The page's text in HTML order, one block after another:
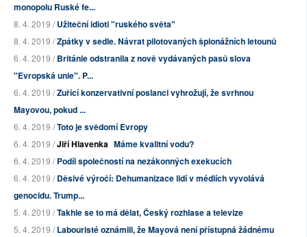
monopolu Ruské fe...
8. 4. 2019 /Užiteční idioti "ruského světa"
8. 4. 2019 /Zpátky v sedle. Návrat pilotovaných špionážních letounů
6. 4. 2019 /Británie odstranila z nově vydávaných pasů slova
"Evropská unie". P...
6. 4. 2019 /Zuřící konzervativní poslanci vyhrožují, že svrhnou
Mayovou, pokud ...
6. 4. 2019 /Toto je svědomí Evropy
6. 4. 2019 /Jiří Hlavenka Máme kvalitní vodu?
6. 4. 2019 /Podíl společností na nezákonných exekucích
6. 4. 2019 /Děsivé výročí: Dehumanizace lidí v médiích vyvolává
genocidu. Trump...
5. 4. 2019 /Takhle se to má dělat, Český rozhlase a televize
5. 4. 2019 /Labouristé oznámili, že Mayová není přístupná žádnému